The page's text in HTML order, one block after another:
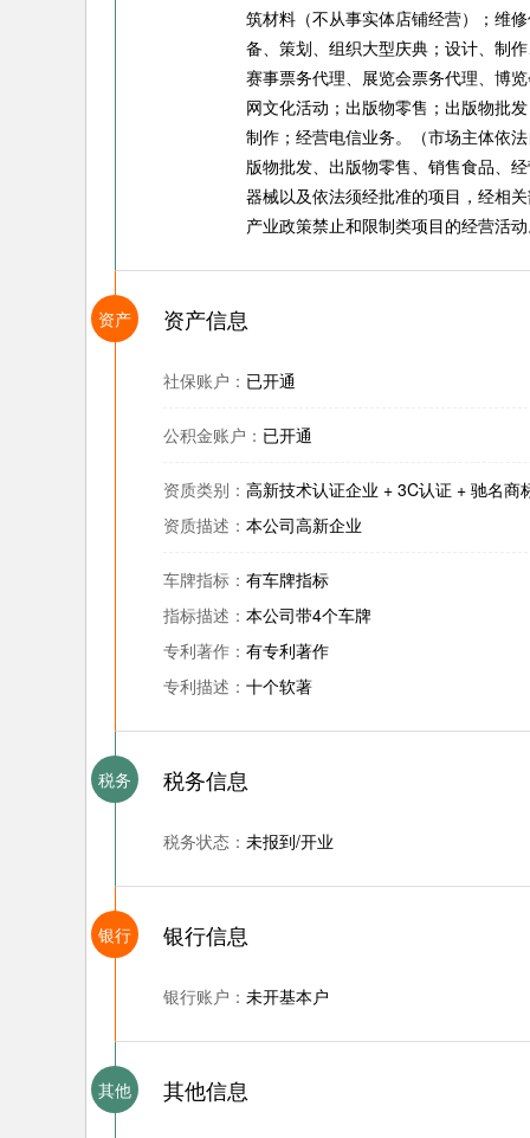
筑材料（不从事实体店铺经营）；维
备、策划、组织大型庆典；设计、制
赛事票务代理、展览会票务代理、博
网文化活动；出版物零售；出版物批
制作；经营电信业务。（市场主体依
版物批发、出版物零售、销售食品、
器械以及依法须经批准的项目，经相
产业政策禁止和限制类项目的经营活
资产 资产信息
社保账户： 已开通
公积金账户： 已开通
资质类别： 高新技术认证企业 + 3C认证 + 驰名商
资质描述： 本公司高新企业
车牌指标： 有车牌指标
指标描述： 本公司带4个车牌
专利著作： 有专利著作
专利描述： 十个软著
税务 税务信息
税务状态： 未报到/开业
银行 银行信息
银行账户： 未开基本户
其他 其他信息